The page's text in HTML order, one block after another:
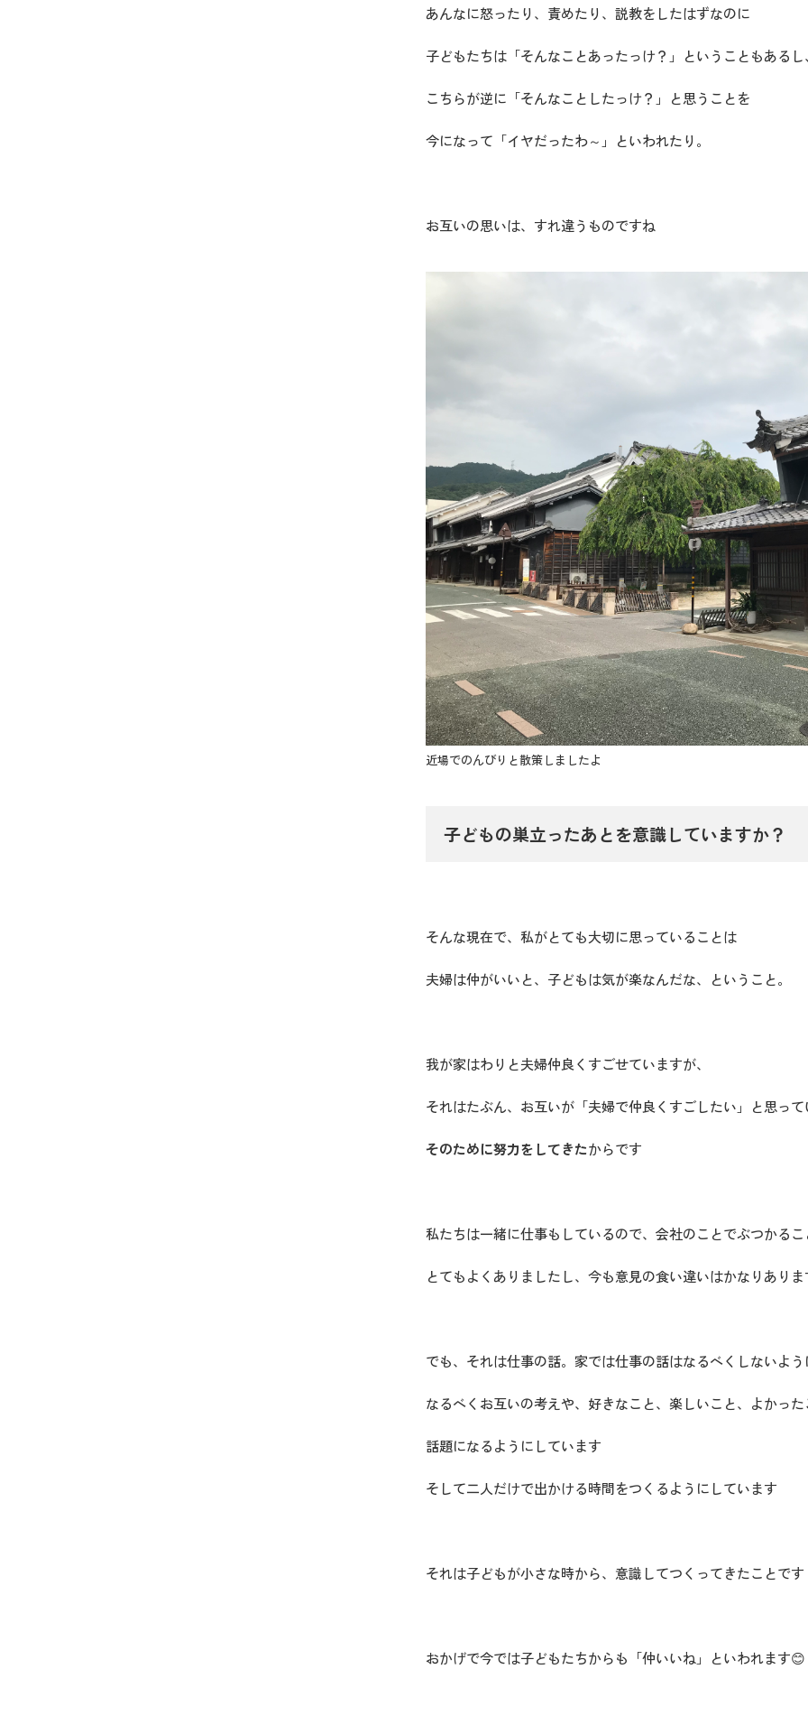
あんなに怒ったり、責めたり、説教をしたはずなのに
子どもたちは「そんなことあったっけ？」ということもあるし
こちらが逆に「そんなことしたっけ？」と思うことを
今になって「イヤだったわ～」といわれたり。
お互いの思いは、すれ違うものですね
近場でのんびりと散策しましたよ
子どもの巣立ったあとを意識していますか？
そんな現在で、私がとても大切に思っていることは
夫婦は仲がいいと、子どもは気が楽なんだな、ということ。
我が家はわりと夫婦仲良くすごせていますが、
それはたぶん、お互いが「夫婦で仲良くすごしたい」と思っ
そのために努力をしてきたからです
私たちは一緒に仕事もしているので、会社のことでぶつかるこ
とてもよくありましたし、今も意見の食い違いはかなりありま
でも、それは仕事の話。家では仕事の話はなるべくしないよ
なるべくお互いの考えや、好きなこと、楽しいこと、よかっ
話題になるようにしています
そして二人だけで出かける時間をつくるようにしています
それは子どもが小さな時から、意識してつくってきたことです
おかげで今では子どもたちからも「仲いいね」といわれます😊